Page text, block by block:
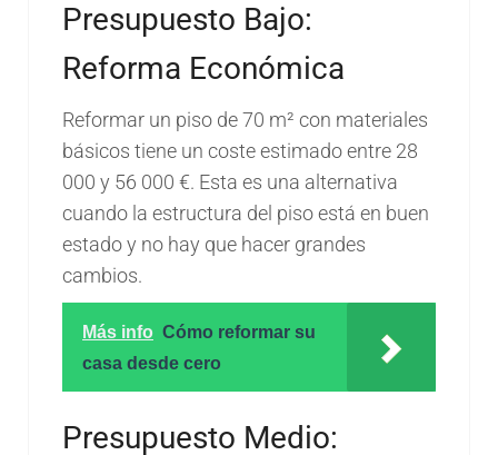
Presupuesto Bajo:
Reforma Económica
Reformar un piso de 70 m² con materiales
básicos tiene un coste estimado entre 28
000 y 56 000 €. Esta es una alternativa
cuando la estructura del piso está en buen
estado y no hay que hacer grandes
cambios.
Más info Cómo reformar su
casa desde cero
Presupuesto Medio: